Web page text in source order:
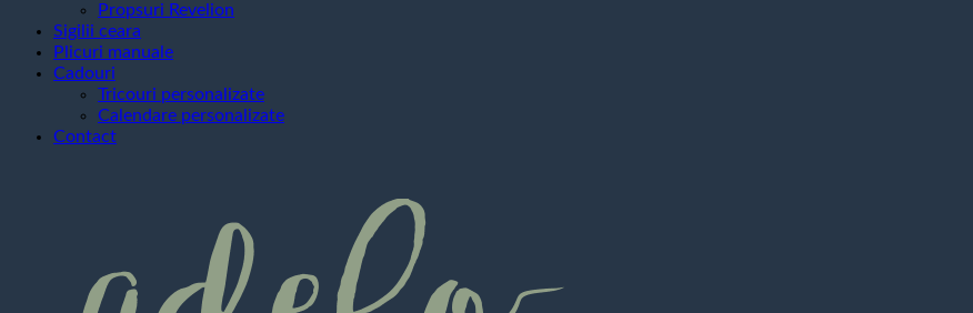
Propsuri Revelion
Sigilii ceara
Plicuri manuale
Cadouri
Tricouri personalizate
Calendare personalizate
Contact